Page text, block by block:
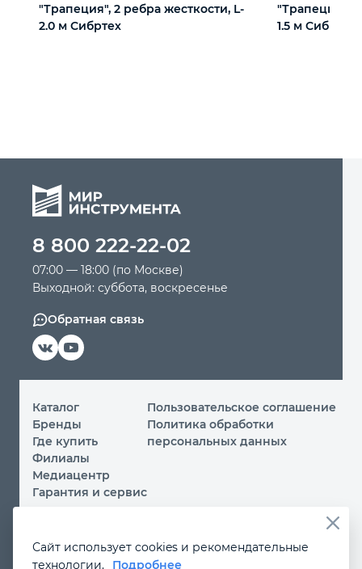
"Трапеция", 2 ребра жесткости, L-
2.0 м Сибртех
"Трапеция", 1
1.5 м Сибртех
8 800 222-22-02
07:00 — 18:00 (по Москве)
Выходной: суббота, воскресенье
Обратная связь
Каталог
Бренды
Где купить
Филиалы
Медиацентр
Гарантия и сервис
Пользовательское соглашение
Политика обработки
персональных данных
Вы принимаете условияполитики обработки
Сайт использует cookies и рекомендательные
технологии.
Подробнее